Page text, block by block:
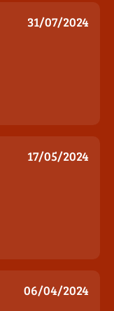
31/07/2024
17/05/2024
06/04/2024